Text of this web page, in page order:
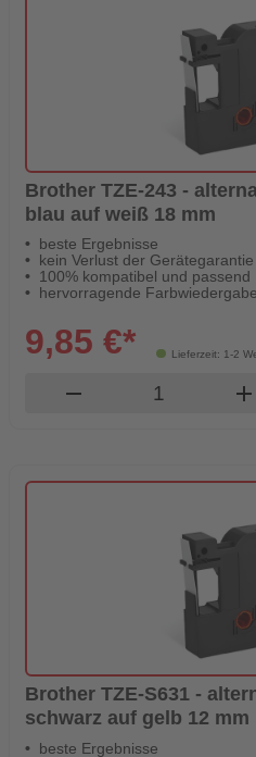
Brother TZE-243 -
blau auf weiß 18 mm
beste Ergebnisse
kein Verlust der Gerätegarantie
100% kompatibel und passend
hervorragende Farbwiedergabe
Lieferzeit: 1-2
9,85 €*
remove Produkt add
Brother TZE-S631 -
schwarz auf gelb 12 mm
beste Ergebnisse